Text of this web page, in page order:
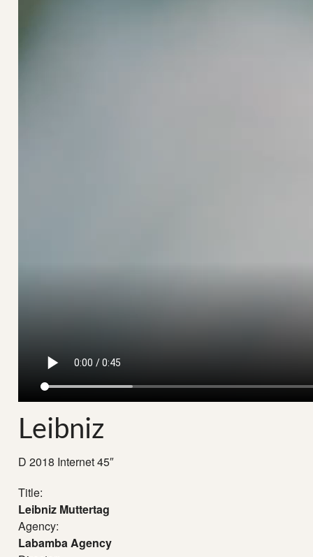
Leibniz
D 2018 Internet 45″
Title:
Leibniz Muttertag
Agency:
Labamba Agency